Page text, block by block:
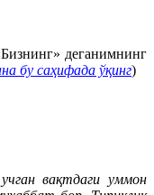
деганимнинг
бу саҳифада ўқинг)
вақтдаги уммон